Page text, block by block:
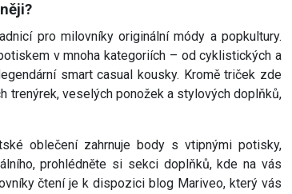
pro milovníky originální módy a popkultury.
v mnoha kategoriích – od cyklistických a
smart casual kousky. Kromě triček zde
trenýrek, veselých ponožek a stylových doplňků,
oblečení zahrnuje body s vtipnými potisky,
prohlédněte si sekci doplňků, kde na vás
čtení je k dispozici blog Mariveo, který vás